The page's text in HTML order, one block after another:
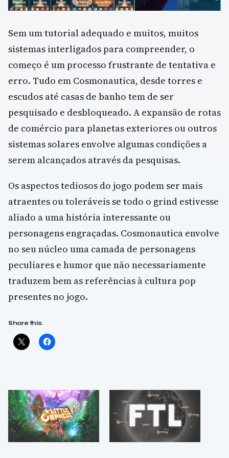
Sem um tutorial adequado e muitos, muitos
sistemas interligados para compreender, o
começo é um processo frustrante de tentativa e
erro. Tudo em Cosmonautica, desde torres e
escudos até casas de banho tem de ser
pesquisado e desbloqueado. A expansão de rotas
de comércio para planetas exteriores ou outros
sistemas solares envolve algumas condições a
serem alcançados através da pesquisas.
Os aspectos tediosos do jogo podem ser mais
atraentes ou toleráveis se todo o grind estivesse
aliado a uma história interessante ou
personagens engraçadas. Cosmonautica envolve
no seu núcleo uma camada de personagens
peculiares e humor que não necessariamente
traduzem bem as referências à cultura pop
presentes no jogo.
Share this: